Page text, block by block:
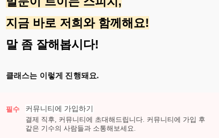
지금 바로 저희와 함께해요!
말 좀 잘해봅시다!
클래스는 이렇게 진행돼요.
필수 커뮤니티에 가입하기
결제 직후, 커뮤니티에 초대해드립니다. 커뮤니티에 가입 후
같은 기수의 사람들과 소통해보세요.